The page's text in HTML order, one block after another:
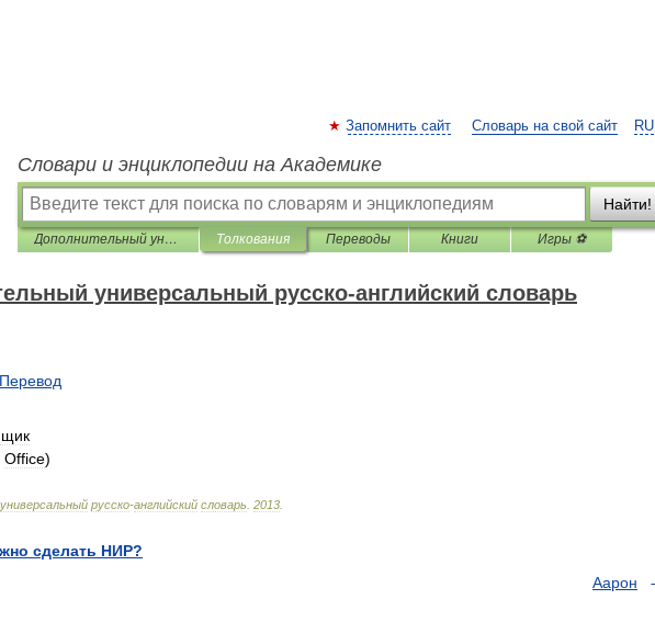
RU
Запомнить сайт Словарь на свой сайт
Словари и энциклопедии на Академике
Найти!
Дополнительный универсальный русско-английский словарь Толкования Переводы Книги Игры ⚽
универсальный русско-английский словарь
Перевод
Office)
универсальный русско-английский словарь 2013
сделать НИР?
Аарон